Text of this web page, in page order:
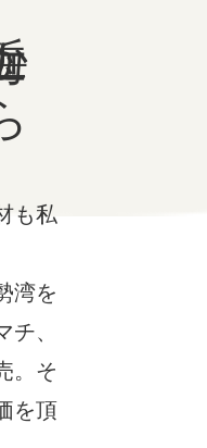
、
も私
湾を
、
。そ
を頂